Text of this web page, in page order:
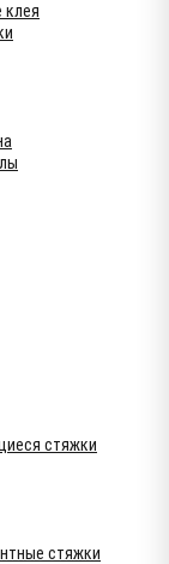
клея
стяжки
стяжки